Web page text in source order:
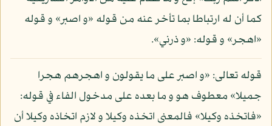
كما أن له ارتباطا بما تأخر عنه من قوله «و اصبر» و قوله
«اهجر» و قوله: «و ذرني».
قوله تعالى: «و اصبر على ما يقولون و اهجرهم هجرا
جميلا» معطوف هو و ما بعده على مدخول الفاء في قوله:
«فاتخذه وكيلا» فالمعنى اتخذه وكيلا و لازم اتخاذه وكيلا أن